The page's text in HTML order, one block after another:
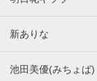
新ありな
池田美優(みちょぱ)